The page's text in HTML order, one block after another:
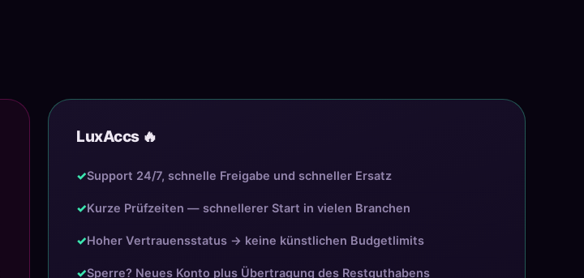
LuxAccs 🔥
✓Support 24/7, schnelle Freigabe und schneller Ersatz
✓Kurze Prüfzeiten — schnellerer Start in vielen Branchen
✓Hoher Vertrauensstatus → keine künstlichen Budgetlimits
✓Sperre? Neues Konto plus Übertragung des Restguthabens